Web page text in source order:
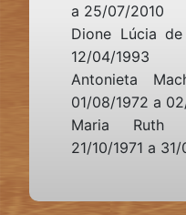
a 25/07/2010
Dione Lúcia
12/04/1993
Antonieta
01/08/1972 a
Maria Ruth
21/10/1971 a